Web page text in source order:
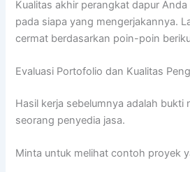
Kualitas akhir perangkat dapur
pada siapa yang mengerjakannya.
cermat berdasarkan poin-poin
Evaluasi Portofolio dan Kualitas
Hasil kerja sebelumnya adalah bukti
seorang penyedia jasa.
Minta untuk melihat contoh proyek